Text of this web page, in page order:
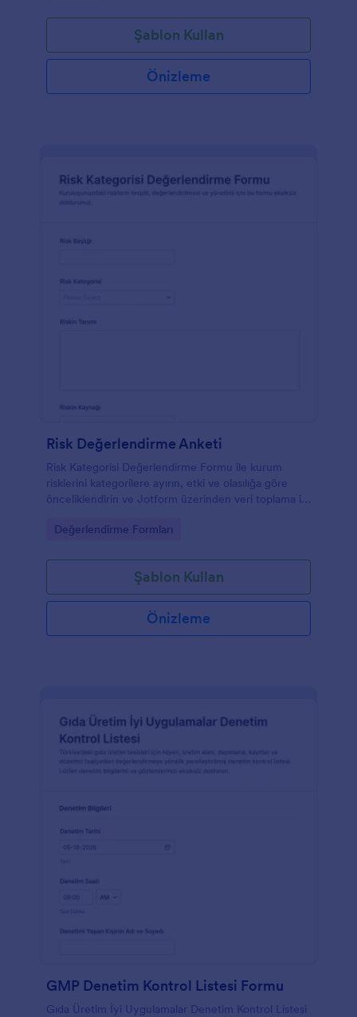
Şablon Kullan
Önizleme
Risk Değerlendirme Anketi
Risk Kategorisi Değerlendirme Formu ile kurum
risklerini kategorilere ayırın, etki ve olasılığa göre
önceliklendirin ve Jotform üzerinden veri toplama ile
Go to Category:
Değerlendirme Formları
Şablon Kullan
Önizleme
GMP Denetim Kontrol Listesi Formu
Gıda Üretim İyi Uygulamalar Denetim Kontrol Listesi